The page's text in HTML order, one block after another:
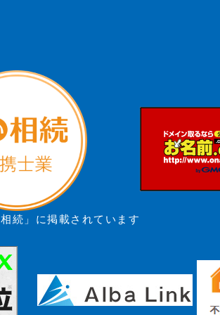
続」に掲載されています